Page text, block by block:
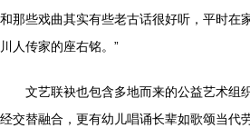
和那些戏曲其实有些老古话很好听，平时在
川人传家的座右铭。”
文艺联袂也包含多地而来的公益艺术组
经交替融合，更有幼儿唱诵长辈如歌颂当代